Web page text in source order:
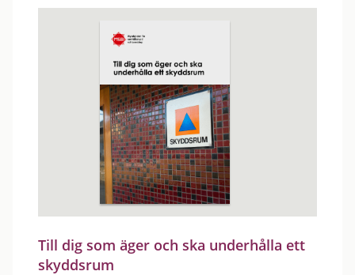
Till dig som äger och ska underhålla ett
skyddsrum